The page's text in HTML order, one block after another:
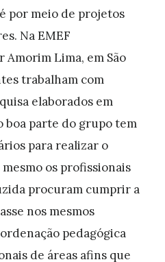
por meio de projetos
Na EMEF
Amorim Lima, em São
trabalham com
elaborados em
boa parte do grupo tem
para realizar o
os profissionais
procuram cumprir a
nos mesmos
pedagógica
de áreas afins que